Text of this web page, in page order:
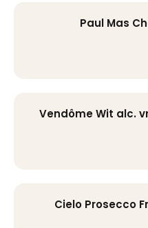
Paul Mas
Vendôme Wit alc.
Cielo Prosecco